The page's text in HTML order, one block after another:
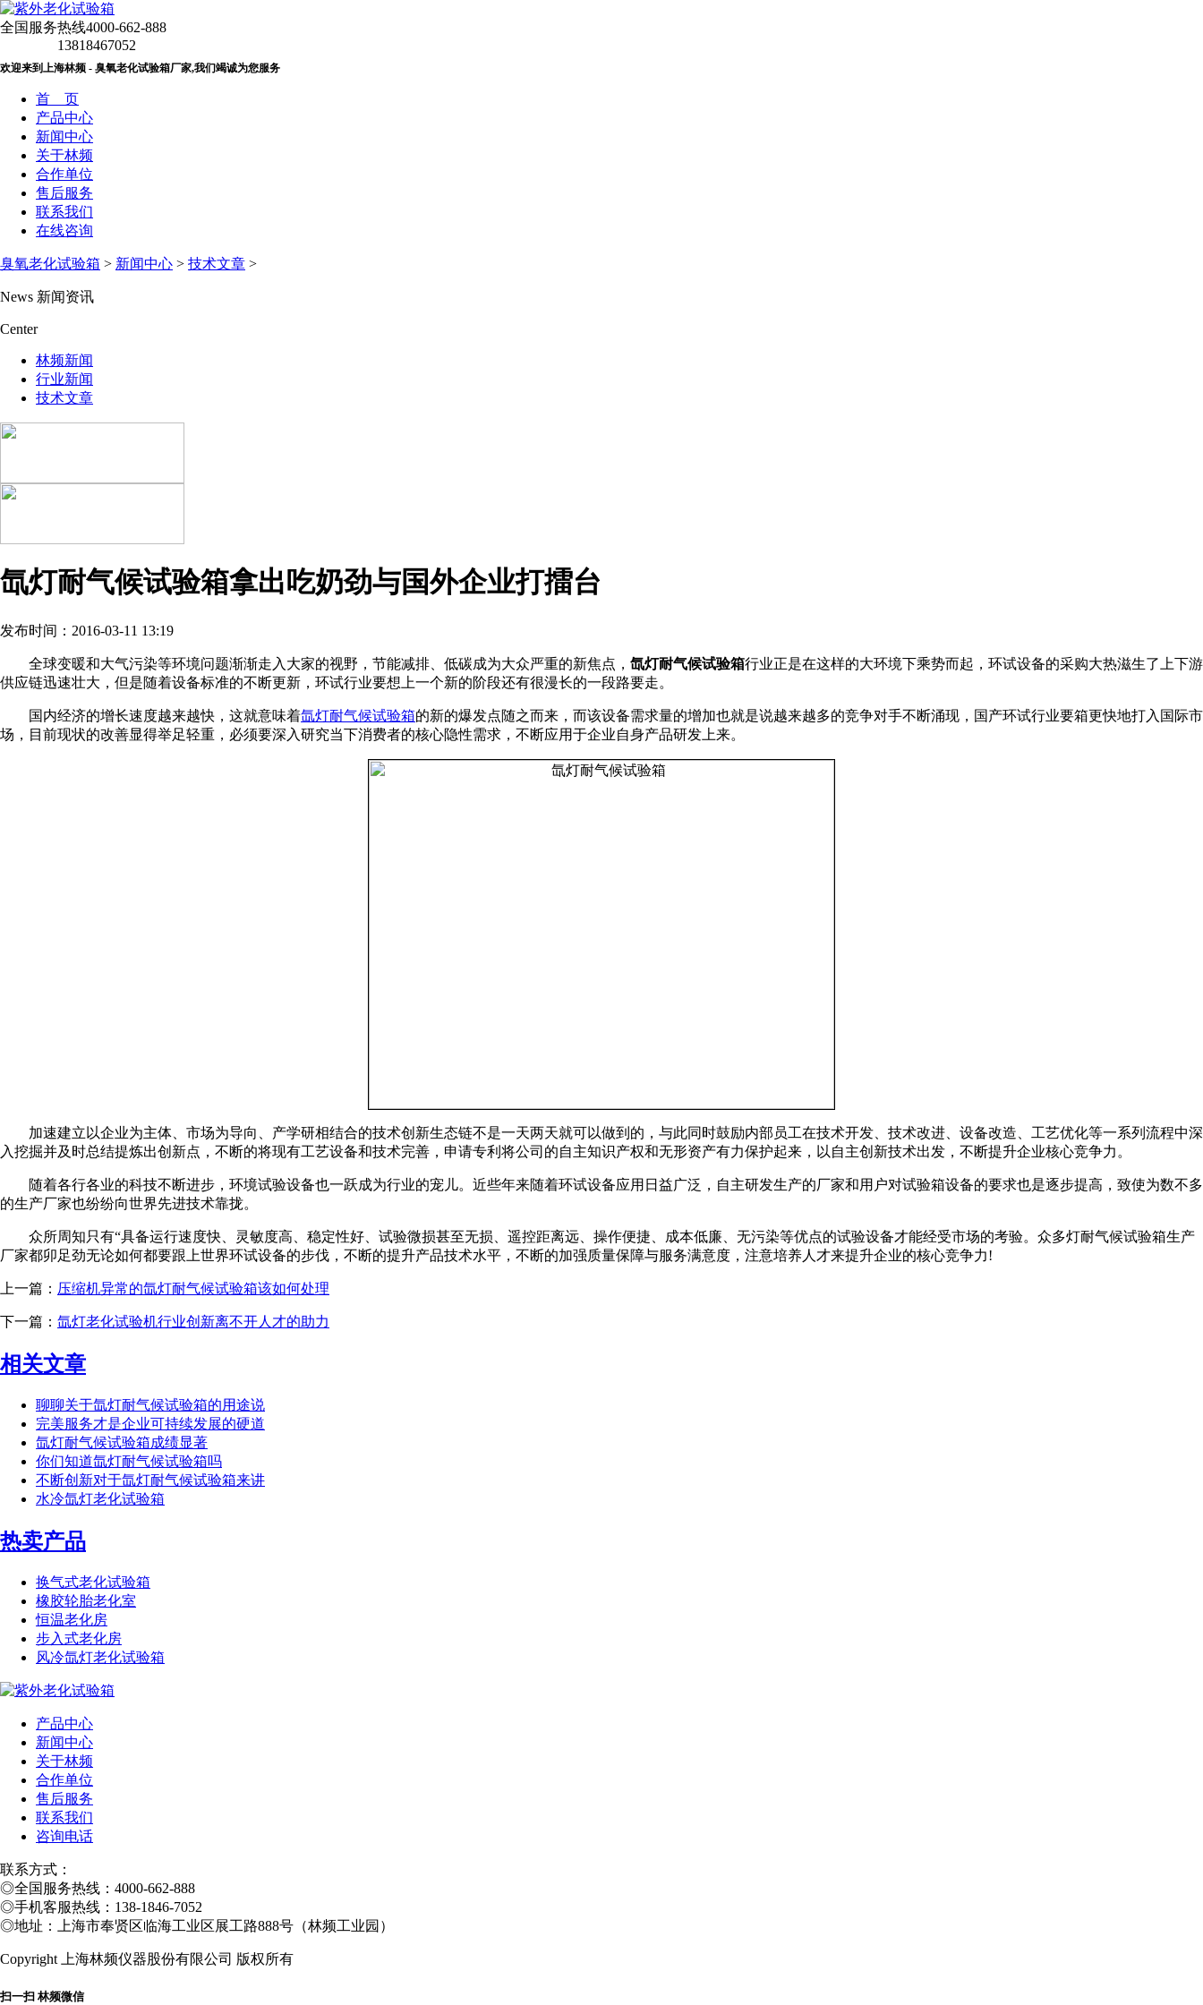
全国服务热线4000-662-888
13818467052
欢迎来到上海林频 - 臭氧老化试验箱厂家,我们竭诚为您服务
首 页
产品中心
新闻中心
关于林频
合作单位
售后服务
联系我们
在线咨询
臭氧老化试验箱 > 新闻中心 > 技术文章 >
News 新闻资讯
Center
林频新闻
行业新闻
技术文章
氙灯耐气候试验箱拿出吃奶劲与国外企业打擂台
发布时间：2016-03-11 13:19
全球变暖和大气污染等环境问题渐渐走入大家的视野，节能减排、低碳成为大众严重的新焦点， 氙灯耐气候试验箱行业正是在这样的大环境下乘势而起，环试设备的采购大热滋生了上下游
供应链迅速壮大，但是随着设备标准的不断更新，环试行业要想上一个新的阶段还有很漫长的一段路要走。
国内经济的增长速度越来越快，这就意味着氙灯耐气候试验箱的新的爆发点随之而来，而该设备需求量的增加也就是说越来越多的竞争对手不断涌现，国产环试行业要箱更快地打入国际市
场，目前现状的改善显得举足轻重，必须要深入研究当下消费者的核心隐性需求，不断应用于企业自身产品研发上来。
加速建立以企业为主体、市场为导向、产学研相结合的技术创新生态链不是一天两天就可以做到的，与此同时鼓励内部员工在技术开发、技术改进、设备改造、工艺优化等一系列流程中深
入挖掘并及时总结提炼出创新点，不断的将现有工艺设备和技术完善，申请专利将公司的自主知识产权和无形资产有力保护起来，以自主创新技术出发，不断提升企业核心竞争力。
随着各行各业的科技不断进步，环境试验设备也一跃成为行业的宠儿。近些年来随着环试设备应用日益广泛，自主研发生产的厂家和用户对试验箱设备的要求也是逐步提高，致使为数不多
的生产厂家也纷纷向世界先进技术靠拢。
众所周知只有“具备运行速度快、灵敏度高、稳定性好、试验微损甚至无损、遥控距离远、操作便捷、成本低廉、无污染等优点的试验设备才能经受市场的考验。众多灯耐气候试验箱生产
厂家都卯足劲无论如何都要跟上世界环试设备的步伐，不断的提升产品技术水平，不断的加强质量保障与服务满意度，注意培养人才来提升企业的核心竞争力!
上一篇： 压缩机异常的氙灯耐气候试验箱该如何处理
下一篇： 氙灯老化试验机行业创新离不开人才的助力
相关文章
聊聊关于氙灯耐气候试验箱的用途说
完美服务才是企业可持续发展的硬道
氙灯耐气候试验箱成绩显著
你们知道氙灯耐气候试验箱吗
不断创新对于氙灯耐气候试验箱来讲
水冷氙灯老化试验箱
热卖产品
换气式老化试验箱
橡胶轮胎老化室
恒温老化房
步入式老化房
风冷氙灯老化试验箱
产品中心
新闻中心
关于林频
合作单位
售后服务
联系我们
咨询电话
联系方式：
◎全国服务热线：4000-662-888
◎手机客服热线：138-1846-7052
◎地址：上海市奉贤区临海工业区展工路888号（林频工业园）
Copyright 上海林频仪器股份有限公司 版权所有
扫一扫 林频微信